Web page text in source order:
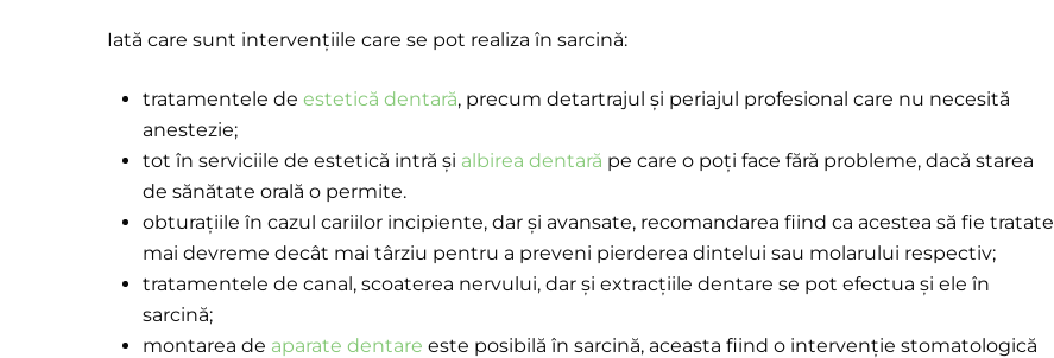
Iată care sunt intervențiile care se pot realiza în sarcină:
tratamentele de estetică dentară, precum detartrajul și periajul profesional care nu necesită
anestezie;
tot în serviciile de estetică intră și albirea dentară pe care o poți face fără probleme, dacă starea
de sănătate orală o permite.
obturațiile în cazul cariilor incipiente, dar și avansate, recomandarea fiind ca acestea să fie tratate
mai devreme decât mai târziu pentru a preveni pierderea dintelui sau molarului respectiv;
tratamentele de canal, scoaterea nervului, dar și extracțiile dentare se pot efectua și ele în
sarcină;
montarea de aparate dentare este posibilă în sarcină, aceasta fiind o intervenție stomatologică